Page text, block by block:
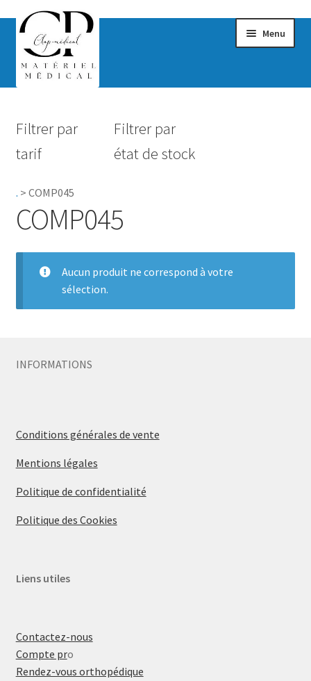
Menu
Hygiène
Accessoires Salle de bain
Pro.
Filtrer par
tarif
Filtrer par
état de stock
. > COMP045
COMP045
Aucun produit ne correspond à votre
sélection.
INFORMATIONS
Conditions générales de vente
Mentions légales
Politique de confidentialité
Politique des Cookies
Liens utiles
Contactez-nous
Compte pro
Rendez-vous orthopédique